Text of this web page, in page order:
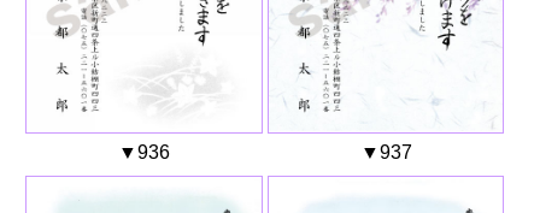
▼936 ▼937